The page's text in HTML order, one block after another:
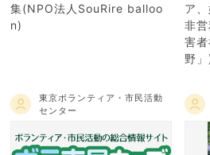
集(NPO法人SouRire balloo
n)
ア
非
害
野」
東京ボランティア・市民活動
センター